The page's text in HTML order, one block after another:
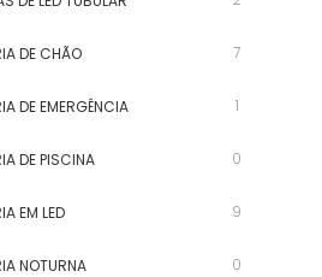
DE CHÃO 7
DE EMERGÊNCIA 1
DE PISCINA 0
EM LED 9
NOTURNA 0